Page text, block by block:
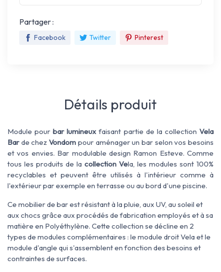
Partager :
Facebook Twitter Pinterest
Détails produit
Module pourbar lumineux faisant partie de la collectionVela
Barde chezVondom pour aménager un bar selon vos besoins
et vos envies. Bar modulable design Ramon Esteve. Comme
tous les produits de la collection Vela, les modules sont 100%
recyclables et peuvent être utilisés à l'intérieur comme à
l'extérieur par exemple en terrasse ou au bord d'une piscine.
Ce mobilier de bar est résistant à la pluie, aux UV, au soleil et
aux chocs grâce aux procédés de fabrication employés et à sa
matière en Polyéthylène. Cette collection se décline en 2
types de modules complémentaires : le module droit Vela et le
module d'angle qui s'assemblent en fonction des besoins et
contraintes de surfaces.